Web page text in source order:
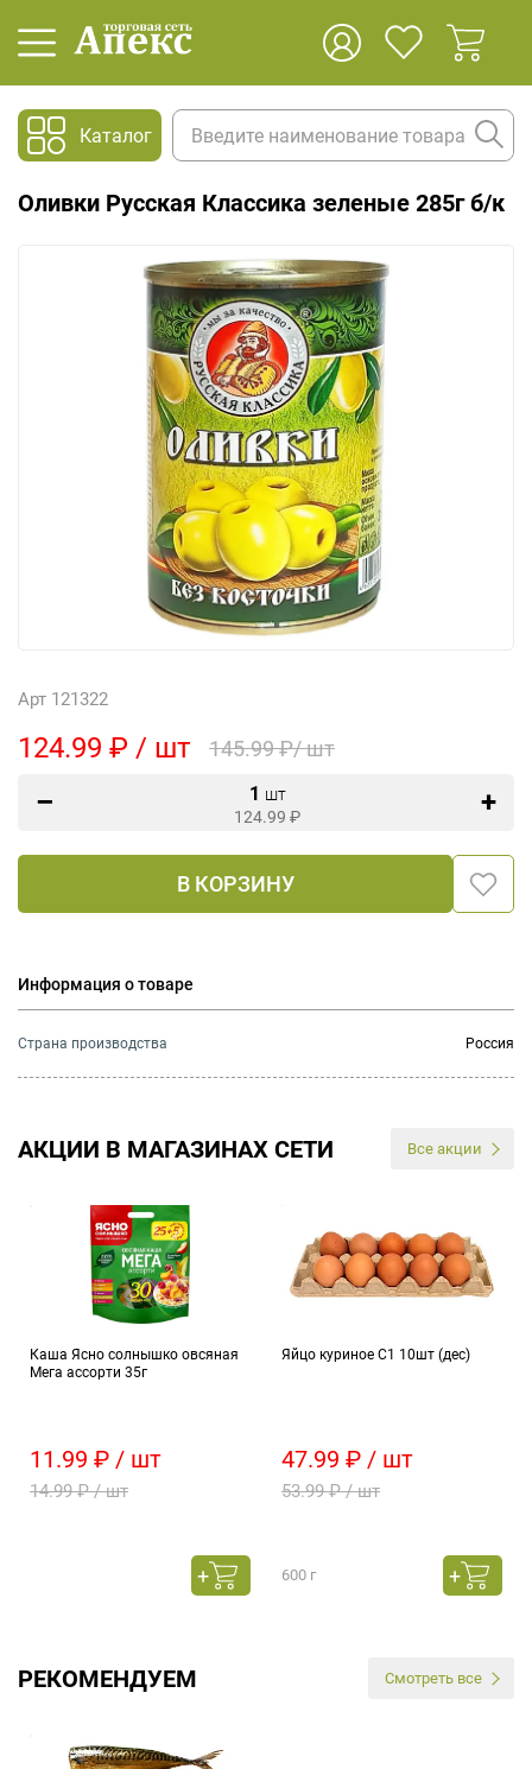
Каталог
Оливки Русская Классика зеленые 285г б/к
Арт 121322
124.99 ₽ / шт 145.99 ₽/ шт
1 шт
124.99 ₽
В КОРЗИНУ
Информация о товаре
Страна производства Россия
АКЦИИ В МАГАЗИНАХ СЕТИ Все акции
Каша Ясно солнышко овсяная
Мега ассорти 35г
11.99 ₽ / шт
14.99 ₽ / шт
Яйцо куриное С1 10шт (дес)
47.99 ₽ / шт
53.99 ₽ / шт
600 г
РЕКОМЕНДУЕМ Смотреть все